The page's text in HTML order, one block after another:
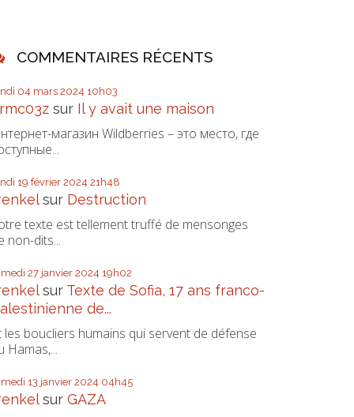
COMMENTAIRES RÉCENTS
04 mars 2024 10h03
sur Il y avait une maison
магазин Wildberries – это место, где
19 février 2024 21h48
sur Destruction
texte est tellement truffé de mensonges
non-dits...
27 janvier 2024 19h02
sur Texte de Sofia, 17 ans franco-
de...
les boucliers humains qui servent de défense
Hamas,...
13 janvier 2024 04h45
surGAZA